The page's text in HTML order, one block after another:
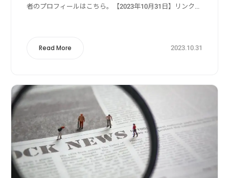
2023.10.31
者のプロフィールはこちら。【2023年10月31日】リンク
Read More